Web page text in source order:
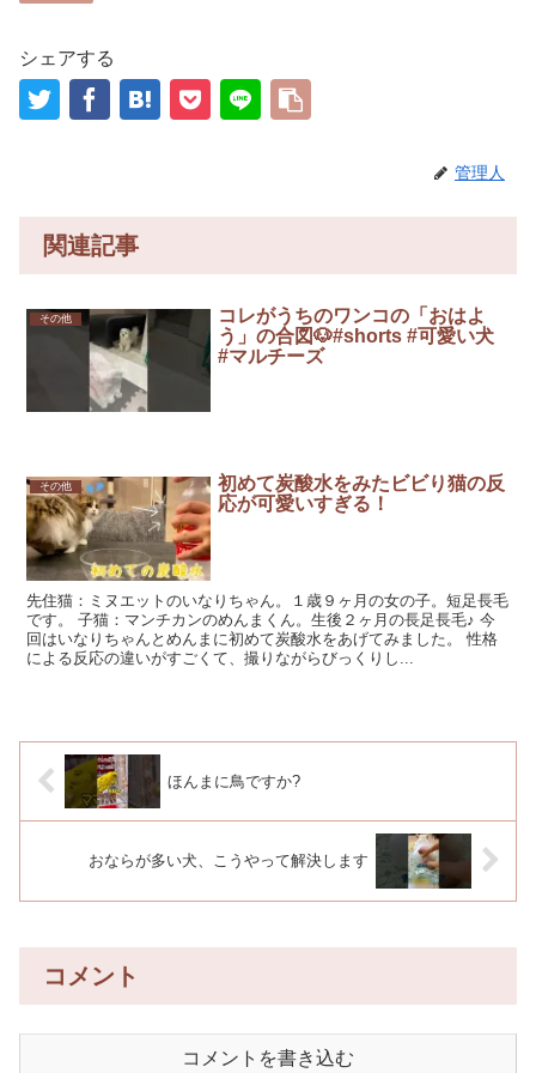
シェアする
管理人
関連記事
その他
コレがうちのワンコの「おはよ
う」の合図🐶#shorts #可愛い犬
#マルチーズ
その他
初めて炭酸水をみたビビり猫の反
応が可愛いすぎる！
先住猫：ミヌエットのいなりちゃん。１歳９ヶ月の女の子。短足長毛
です。 子猫：マンチカンのめんまくん。生後２ヶ月の長足長毛♪ 今
回はいなりちゃんとめんまに初めて炭酸水をあげてみました。 性格
による反応の違いがすごくて、撮りながらびっくりし...
ほんまに鳥ですか?
おならが多い犬、こうやって解決します
コメント
コメントを書き込む